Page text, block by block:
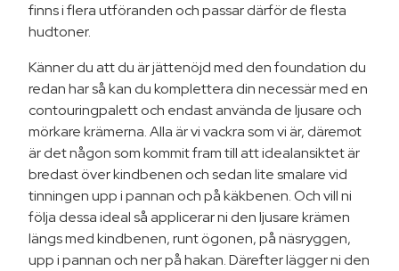
finns i flera utföranden och passar därför de flesta
hudtoner.
Känner du att du är jättenöjd med den foundation du
redan har så kan du komplettera din necessär med en
contouringpalett och endast använda de ljusare och
mörkare krämerna. Alla är vi vackra som vi är, däremot
är det någon som kommit fram till att idealansiktet är
bredast över kindbenen och sedan lite smalare vid
tinningen upp i pannan och på käkbenen. Och vill ni
följa dessa ideal så applicerar ni den ljusare krämen
längs med kindbenen, runt ögonen, på näsryggen,
upp i pannan och ner på hakan. Därefter lägger ni den